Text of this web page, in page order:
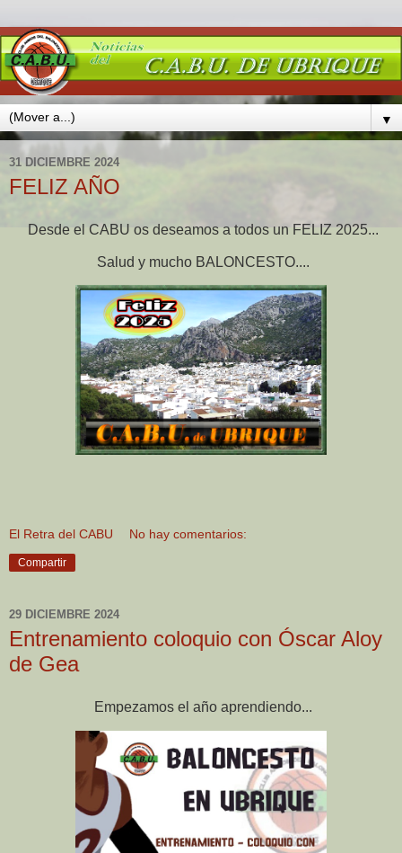
▼
31 DICIEMBRE 2024
FELIZ AÑO
Desde el CABU os deseamos a todos un FELIZ 2025...
Salud y mucho BALONCESTO....
El Retra del CABU No hay comentarios:
Compartir
29 DICIEMBRE 2024
Entrenamiento coloquio con Óscar Aloy
de Gea
Empezamos el año aprendiendo...